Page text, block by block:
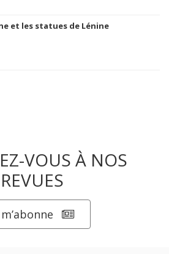
et les statues de Lénine
VOUS À NOS
REVUES
m’abonne